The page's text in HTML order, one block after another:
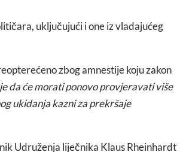
uključujući i one iz vladajućeg
zbog amnestije koju zakon
da će morati ponovo provjeravati više
ukidanja kazni za prekršaje
Udruženja liječnika Klaus Rheinhardt